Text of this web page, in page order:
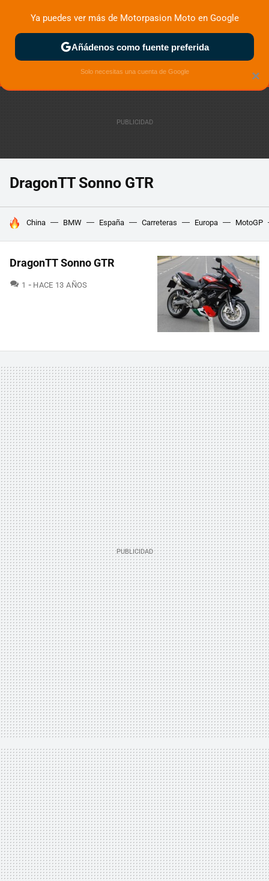
MENÚ NUEVO
ZONA DE PRUEBAS DEPORTIVAS MOTOS ELÉCTRICAS
DragonTT Sonno GTR
HOY SE HABLA DE
China BMW España Carreteras Europa MotoGP
DragonTT Sonno GTR
1 COMENTARIOS
HACE 13 AÑOS
×
Ya puedes ver más de Motorpasion Moto en Google
Añádenos como fuente preferida
Solo necesitas una cuenta de Google